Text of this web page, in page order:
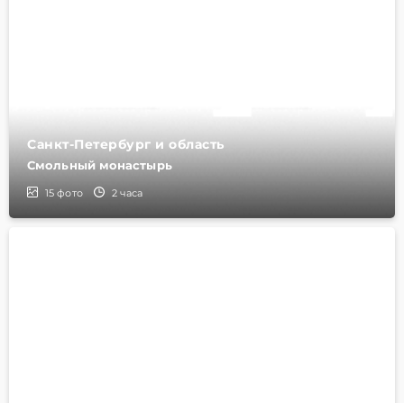
Санкт-Петербург и область
Смольный монастырь
15 фото 2 часа